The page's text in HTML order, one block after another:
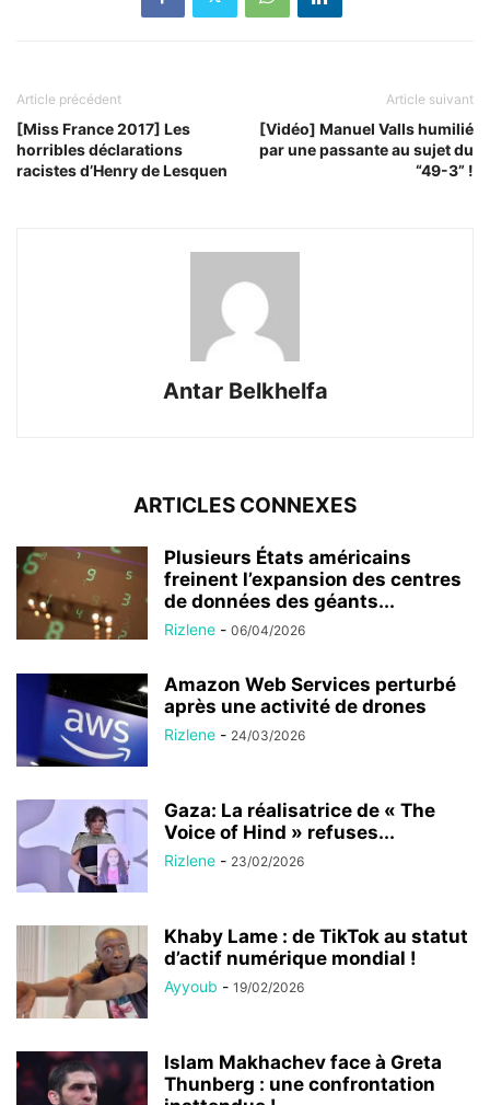
Article précédent
[Miss France 2017] Les
horribles déclarations
racistes d’Henry de Lesquen
Article suivant
[Vidéo] Manuel Valls humilié
par une passante au sujet du
“49-3” !
Antar Belkhelfa
ARTICLES CONNEXES
Plusieurs États américains
freinent l’expansion des centres
de données des géants...
Rizlene - 06/04/2026
Amazon Web Services perturbé
après une activité de drones
Rizlene - 24/03/2026
Gaza: La réalisatrice de « The
Voice of Hind » refuses...
Rizlene - 23/02/2026
Khaby Lame : de TikTok au statut
d’actif numérique mondial !
Ayyoub - 19/02/2026
Islam Makhachev face à Greta
Thunberg : une confrontation